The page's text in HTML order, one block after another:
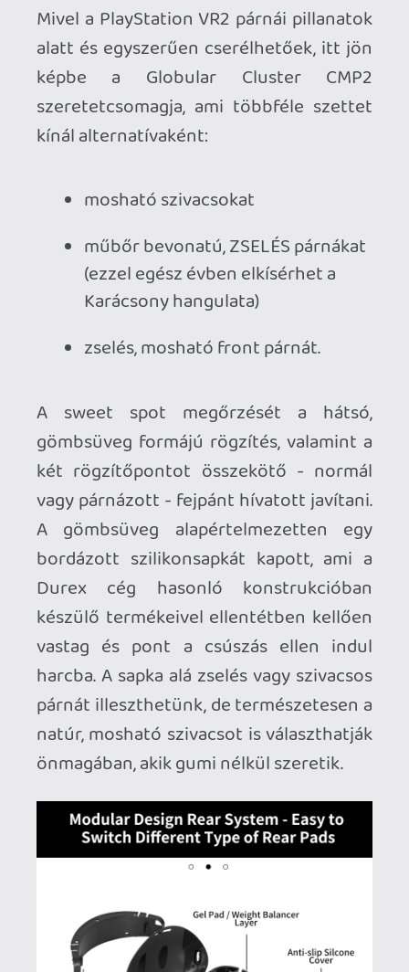
készülő termékeivel ellentétben kellően
vastag és pont a csúszás ellen indul
harcba. A sapka alá zselés vagy szivacsos
párnát illeszthetünk, de természetesen a
natúr, mosható szivacsot is választhatják
önmagában, akik gumi nélkül szeretik.
A csere maga egy néhány perc alatt, bárki
számára pofonegyszerűen elvégezhető
folyamat a mellékelt műanyag
szerszámmal. Több mint két hete
használom a zselés párnát elöl, a gumi-
zselé kombót a hátsó gömbsüvegen,
mindezt a szivaccsal bélelt fejpánt köti
össze. Az anyaghasználat igényes, nem
bazári kacat minőség, a tartósságáról
nyilván csak hosszabb idő után lehet
érdemben nyilatkozni. Volt azóta
lehetőségem hosszabb Resident Evil 4
futamokkal tesztelni a CMP2-t, és
maximálisan meg vagyok vele elégedve,
szignifikáns a különbség a gyári
alapértelmezéshez képest, szinte alig-
alig kellett csak állítgatnom, a HDM-hez
kapnom azóta az édes kis pontot
kétségbeesetten keresve.